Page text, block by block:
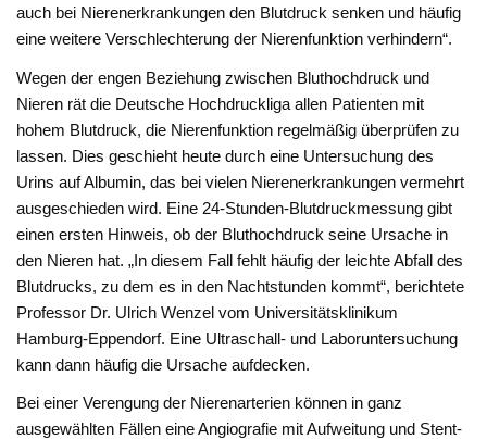
auch bei Nierenerkrankungen den Blutdruck senken und häufig
eine weitere Verschlechterung der Nierenfunktion verhindern“.
Wegen der engen Beziehung zwischen Bluthochdruck und
Nieren rät die Deutsche Hochdruckliga allen Patienten mit
hohem Blutdruck, die Nierenfunktion regelmäßig überprüfen zu
lassen. Dies geschieht heute durch eine Untersuchung des
Urins auf Albumin, das bei vielen Nierenerkrankungen vermehrt
ausgeschieden wird. Eine 24-Stunden-Blutdruckmessung gibt
einen ersten Hinweis, ob der Bluthochdruck seine Ursache in
den Nieren hat. „In diesem Fall fehlt häufig der leichte Abfall des
Blutdrucks, zu dem es in den Nachtstunden kommt“, berichtete
Professor Dr. Ulrich Wenzel vom Universitätsklinikum
Hamburg-Eppendorf. Eine Ultraschall- und Laboruntersuchung
kann dann häufig die Ursache aufdecken.
Bei einer Verengung der Nierenarterien können in ganz
ausgewählten Fällen eine Angiografie mit Aufweitung und Stent-